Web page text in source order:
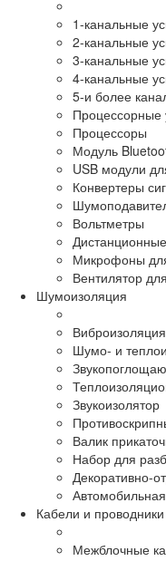
1-канальные
2-канальные
3-канальные
4-канальные
5-и более
Процессорные
Процессоры
Модуль
USB модули
Конвертеры
Вольтметры
Микрофоны
Вентилятор
Шумоизоляция
Виброизоляция
Шумо- и
Звукоизолятор
Валик
Набор для
Декоративно-
Кабели и проводники
Межблочные